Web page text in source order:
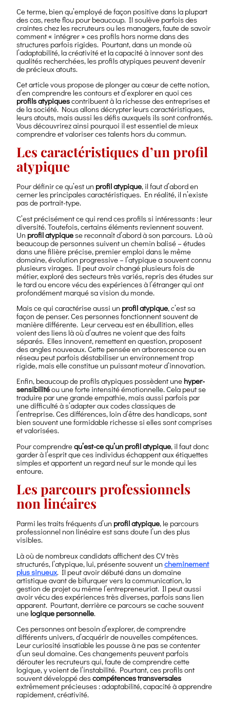
Ce terme, bien qu’employé de façon positive dans la plupart
des cas, reste flou pour beaucoup. Il soulève parfois des
craintes chez les recruteurs ou les managers, faute de savoir
comment « intégrer » ces profils hors norme dans des
structures parfois rigides. Pourtant, dans un monde où
l’adaptabilité, la créativité et la capacité à innover sont des
qualités recherchées, les profils atypiques peuvent devenir
de précieux atouts.
Cet article vous propose de plonger au cœur de cette notion,
d’en comprendre les contours et d’explorer en quoi ces
profils atypiquescontribuent à la richesse des entreprises et
de la société. Nous allons décrypter leurs caractéristiques,
leurs atouts, mais aussi les défis auxquels ils sont confrontés.
Vous découvrirez ainsi pourquoi il est essentiel de mieux
comprendre et valoriser ces talents hors du commun.
Les caractéristiques d’un profil
atypique
Pour définir ce qu’est un profil atypique, il faut d’abord en
cerner les principales caractéristiques. En réalité, il n’existe
pas de portrait-type.
C’est précisément ce qui rend ces profils si intéressants : leur
diversité. Toutefois, certains éléments reviennent souvent.
Un profil atypiquese reconnaît d’abord à son parcours. Là où
beaucoup de personnes suivent un chemin balisé – études
dans une filière précise, premier emploi dans le même
domaine, évolution progressive – l’atypique a souvent connu
plusieurs virages. Il peut avoir changé plusieurs fois de
métier, exploré des secteurs très variés, repris des études sur
le tard ou encore vécu des expériences à l’étranger qui ont
profondément marqué sa vision du monde.
Mais ce qui caractérise aussi un profil atypique, c’est sa
façon de penser. Ces personnes fonctionnent souvent de
manière différente. Leur cerveau est en ébullition, elles
voient des liens là où d’autres ne voient que des faits
séparés. Elles innovent, remettent en question, proposent
des angles nouveaux. Cette pensée en arborescence ou en
réseau peut parfois déstabiliser un environnement trop
rigide, mais elle constitue un puissant moteur d’innovation.
Enfin, beaucoup de profils atypiques possèdent une hyper-
sensibilitéou une forte intensité émotionnelle. Cela peut se
traduire par une grande empathie, mais aussi parfois par
une difficulté à s’adapter aux codes classiques de
l’entreprise. Ces différences, loin d’être des handicaps, sont
bien souvent une formidable richesse si elles sont comprises
et valorisées.
Pour comprendrequ’est-ce qu’un profil atypique, il faut donc
garder à l’esprit que ces individus échappent aux étiquettes
simples et apportent un regard neuf sur le monde qui les
entoure.
Les parcours professionnels
non linéaires
Parmi les traits fréquents d’un profil atypique, le parcours
professionnel non linéaire est sans doute l’un des plus
visibles.
Là où de nombreux candidats affichent des CV très
structurés, l’atypique, lui, présente souvent uncheminement
plus sinueux. Il peut avoir débuté dans un domaine
artistique avant de bifurquer vers la communication, la
gestion de projet ou même l’entrepreneuriat. Il peut aussi
avoir vécu des expériences très diverses, parfois sans lien
apparent. Pourtant, derrière ce parcours se cache souvent
une logique personnelle.
Ces personnes ont besoin d’explorer, de comprendre
différents univers, d’acquérir de nouvelles compétences.
Leur curiosité insatiable les pousse à ne pas se contenter
d’un seul domaine. Ces changements peuvent parfois
dérouter les recruteurs qui, faute de comprendre cette
logique, y voient de l’instabilité. Pourtant, ces profils ont
souvent développé descompétences transversales
extrêmement précieuses : adaptabilité, capacité à apprendre
rapidement, créativité.